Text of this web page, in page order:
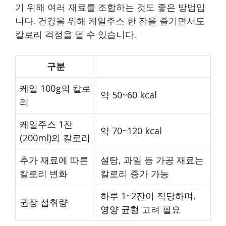
기 위해 여러 재료를 조합하는 것도 좋은 방법입
니다. 건강을 위해 케일주스 한 잔을 즐기면서도
칼로리 걱정을 덜 수 있습니다.
구분
케일 100g의 칼로
리
약 50~60 kcal
케일주스 1잔
(200ml)의 칼로리
약 70~120 kcal
추가 재료에 따른
칼로리 변화
설탕, 과일 등 가공 재료는
칼로리 증가 가능
권장 섭취량
하루 1~2잔이 적당하며,
영양 균형 고려 필요